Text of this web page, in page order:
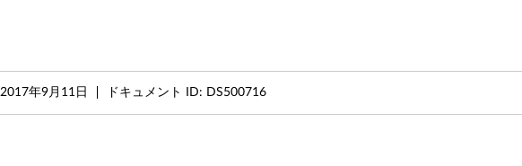
2017年9月11日 ドキュメント ID: DS500716